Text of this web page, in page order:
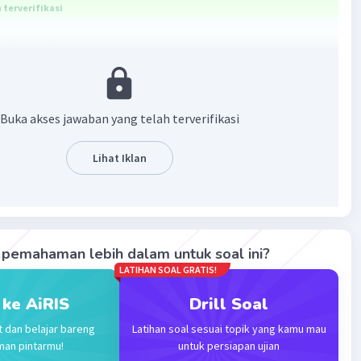
terverifikasi
Pasal 2 Undang-Undang No.12 Tahun 2011 tentang
Peraturan Perundang-undangan, hal ini memiliki
bahwa seluruh pelaksanaan dan penyelenggaraan
segala peraturan perundang undangan, dijabarkan
Bronze Level 90
10:09
terverifikasi
Buka akses jawaban yang telah terverifikasi
Lihat Iklan
lebih dalam untuk soal ini?
AiRIS
dan belajar bareng
pintarmu!
LATIHAN SOAL GRATIS!
Drill Soal
Latihan soal sesuai topik yang kamu mau
untuk persiapan ujian